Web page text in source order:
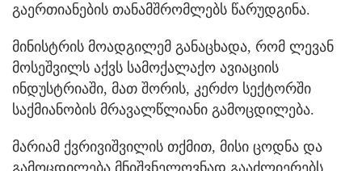
გაერთიანების თანამშრომლებს წარუდგინა.
მინისტრის მოადგილემ განაცხადა, რომ ლევან
მოსეშვილს აქვს სამოქალაქო ავიაციის
ინდუსტრიაში, მათ შორის, კერძო სექტორში
საქმიანობის მრავალწლიანი გამოცდილება.
მარიამ ქვრივიშვილის თქმით, მისი ცოდნა და